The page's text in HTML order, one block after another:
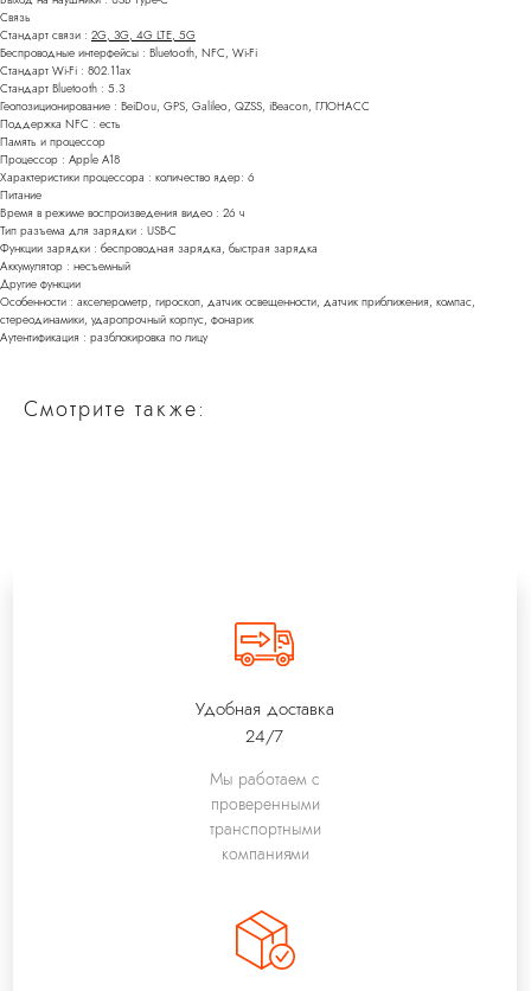
Связь
Стандарт связи : 2G, 3G, 4G LTE, 5G
Беспроводные интерфейсы : Bluetooth, NFC, Wi-Fi
Стандарт Wi-Fi : 802.11ax
Стандарт Bluetooth : 5.3
Геопозиционирование : BeiDou, GPS, Galileo, QZSS, iBeacon, ГЛОНАСС
Поддержка NFC : есть
Память и процессор
Процессор : Apple A18
Характеристики процессора : количество ядер: 6
Питание
Время в режиме воспроизведения видео : 26 ч
Тип разъема для зарядки : USB-C
Функции зарядки : беспроводная зарядка, быстрая зарядка
Аккумулятор : несъемный
Другие функции
Особенности : акселерометр, гироскоп, датчик освещенности, датчик приближения, компас,
стереодинамики, ударопрочный корпус, фонарик
Аутентификация : разблокировка по лицу
Смотрите также:
Удобная доставка
24/7
Мы работаем с
проверенными
транспортными
компаниями